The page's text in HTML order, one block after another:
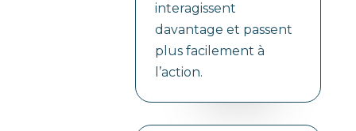
interagissent
davantage et passent
plus facilement à
l’action.